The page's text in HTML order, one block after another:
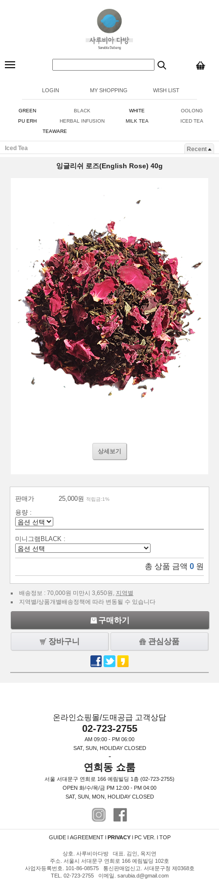
LOGIN MY SHOPPING WISH LIST
GREEN BLACK WHITE
OOLONG
PU ERH
HERBAL INFUSION MILK TEA
ICED TEA
TEAWARE
Iced Tea Recent
잉글리쉬 로즈(English Rose) 40g
상세보기
판매가 25,000원 적립금:1%
용량 :
미니그램BLACK :
총 상품 금액 0 원
배송정보 : 70,000원 미만시 3,650원, 지역별
지역별/상품개별배송정책에 따라 변동될 수 있습니다
구매하기
장바구니 관심상품
온라인쇼핑몰/도매공급 고객상담
02-723-2755
AM 09:00 - PM 06:00
SAT, SUN, HOLIDAY CLOSED
-
연희동 쇼룸
서울 서대문구 연희로 166 예림빌딩 1층 (02-723-2755)
OPEN 화/수/목/금 PM 12:00 - PM 04:00
SAT, SUN, MON, HOLIDAY CLOSED
GUIDEl AGREEMENTl PRIVACYl PC VER. l TOP
상호. 사루비아다방 대표. 김인, 옥지연
주소. 서울시 서대문구 연희로 166 예림빌딩 102호
사업자등록번호. 101-86-08575 통신판매업신고. 서대문구청 제0368호
TEL. 02-723-2755 이메일. sarubia.d@gmail.com